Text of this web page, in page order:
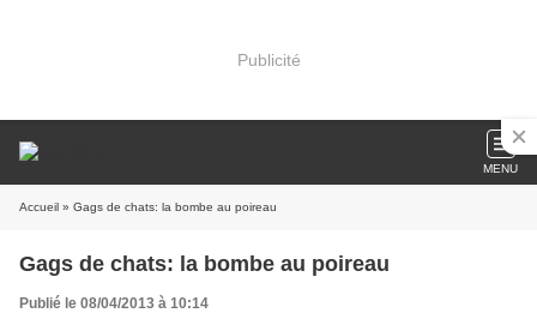
Publicité
MENU
Accueil » Gags de chats: la bombe au poireau
Gags de chats: la bombe au poireau
Publié le 08/04/2013 à 10:14